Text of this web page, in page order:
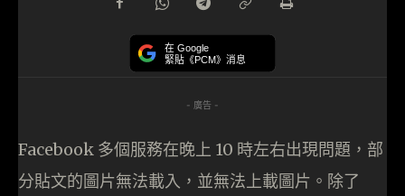
在 Google
緊貼《PCM》消息
- 廣告 -
Facebook 多個服務在晚上 10 時左右出現問題，部
分貼文的圖片無法載入，並無法上載圖片。除了